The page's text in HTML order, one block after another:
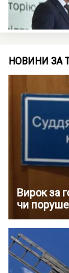
НОВИНИ ЗА
Вирок за
чи